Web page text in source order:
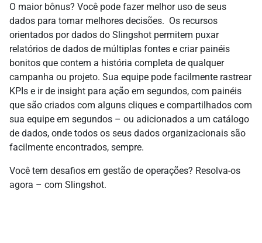
O maior bônus? Você pode fazer melhor uso de seus
dados para tomar melhores decisões. Os recursos
orientados por dados do Slingshot permitem puxar
relatórios de dados de múltiplas fontes e criar painéis
bonitos que contem a história completa de qualquer
campanha ou projeto. Sua equipe pode facilmente rastrear
KPIs e ir de insight para ação em segundos, com painéis
que são criados com alguns cliques e compartilhados com
sua equipe em segundos – ou adicionados a um catálogo
de dados, onde todos os seus dados organizacionais são
facilmente encontrados, sempre.
Você tem desafios em gestão de operações? Resolva-os
agora – com Slingshot.